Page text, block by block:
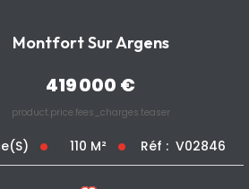
Montfort Sur Argens
419 000 €
product.price.fees_charges.teaser
110 M² Réf : V02846